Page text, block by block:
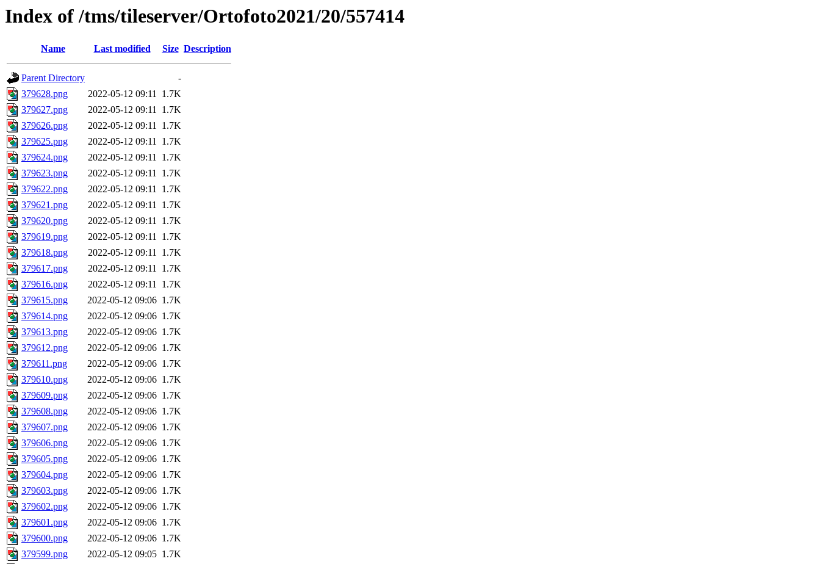
Index of /tms/tileserver/Ortofoto2021/20/557414
Name Last modified Size Description
Parent Directory
-
379628.png
2022-05-12 09:11 1.7K
379627.png
2022-05-12 09:11 1.7K
379626.png
2022-05-12 09:11 1.7K
379625.png
2022-05-12 09:11 1.7K
379624.png
2022-05-12 09:11 1.7K
379623.png
2022-05-12 09:11 1.7K
379622.png
2022-05-12 09:11 1.7K
379621.png
2022-05-12 09:11 1.7K
379620.png
2022-05-12 09:11 1.7K
379619.png
2022-05-12 09:11 1.7K
379618.png
2022-05-12 09:11 1.7K
379617.png
2022-05-12 09:11 1.7K
379616.png
2022-05-12 09:11 1.7K
379615.png
2022-05-12 09:06 1.7K
379614.png
2022-05-12 09:06 1.7K
379613.png
2022-05-12 09:06 1.7K
379612.png
2022-05-12 09:06 1.7K
379611.png
2022-05-12 09:06 1.7K
379610.png
2022-05-12 09:06 1.7K
379609.png
2022-05-12 09:06 1.7K
379608.png
2022-05-12 09:06 1.7K
379607.png
2022-05-12 09:06 1.7K
379606.png
2022-05-12 09:06 1.7K
379605.png
2022-05-12 09:06 1.7K
379604.png
2022-05-12 09:06 1.7K
379603.png
2022-05-12 09:06 1.7K
379602.png
2022-05-12 09:06 1.7K
379601.png
2022-05-12 09:06 1.7K
379600.png
2022-05-12 09:06 1.7K
379599.png
2022-05-12 09:05 1.7K